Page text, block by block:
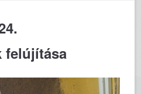
felújítása